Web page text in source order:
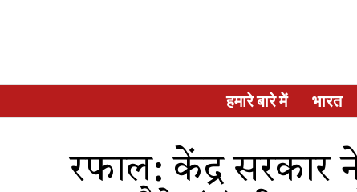
हमारे बारे में भारत
रफाल: केंद्र सरकार ने